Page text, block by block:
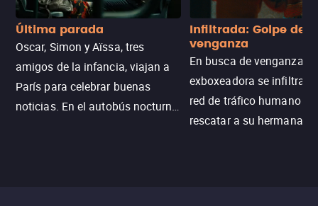
Última parada
Oscar, Simon y Aïssa, tres
amigos de la infancia, viajan a
París para celebrar buenas
noticias. En el autobús nocturno
Infiltrada: Golpe de
venganza
En busca de venganza,
exboxeadora se infiltra
red de tráfico humano
rescatar a su hermana